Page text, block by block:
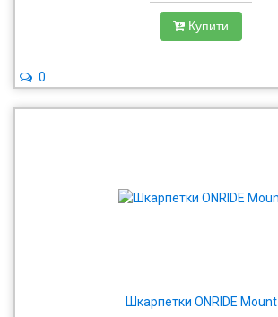
Купити
0
Шкарпетки ONRIDE Mount